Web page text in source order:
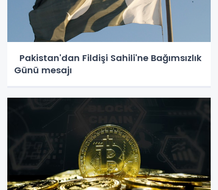
Pakistan'dan Fildişi Sahili'ne Bağımsızlık
Günü mesajı